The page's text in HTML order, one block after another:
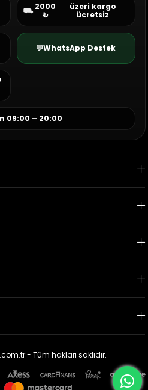
⛟2000
₺
üzeri kargo
ücretsiz
💬WhatsApp Destek
09:00 – 20:00
- Tüm hakları saklıdır.